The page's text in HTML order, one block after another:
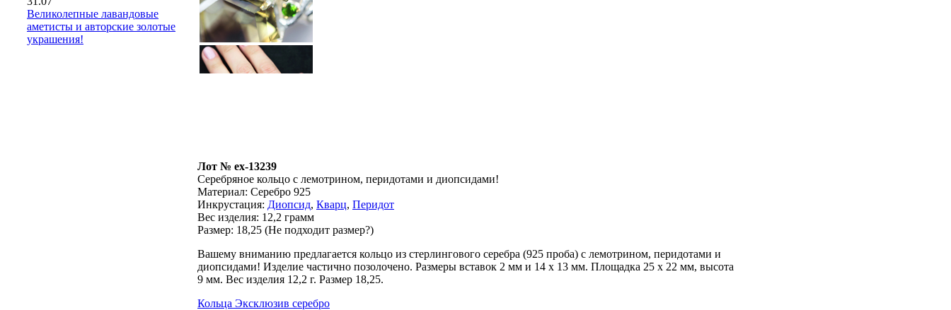
Великолепные лавандовые
аметисты и авторские золотые
украшения!
Лот № ex-13239
Серебряное кольцо с лемотрином, перидотами и диопсидами!
Материал: Серебро 925
Инкрустация: Диопсид, Кварц, Перидот
Вес изделия: 12,2 грамм
Размер: 18,25 (Не подходит размер?)
Вашему вниманию предлагается кольцо из стерлингового серебра (925 проба) c лемотрином, перидотами и
диопсидами! Изделие частично позолочено. Размеры вставок 2 мм и 14 х 13 мм. Площадка 25 х 22 мм, высота
9 мм. Вес изделия 12,2 г. Размер 18,25.
Кольца Эксклюзив серебро